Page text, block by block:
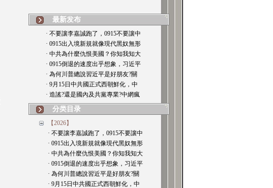
最新发布
· 不要讓李嘉誠跑了，0915不要讓中
· 0915出入境新規就像現代黑奴無形
· 中共為什麼仇恨美國？你知我知大
· 0915倒退的速度出乎想象，习近平
· 為何川普總說習近平是好朋友?關
· 9月15日中共國正式西朝鮮化，中
· 造謠?還是國內及共黨專業?中網瘋
分类目录
【2026】
· 不要讓李嘉誠跑了，0915不要讓中
· 0915出入境新規就像現代黑奴無形
· 中共為什麼仇恨美國？你知我知大
· 0915倒退的速度出乎想象，习近平
· 為何川普總說習近平是好朋友?關
· 9月15日中共國正式西朝鮮化，中